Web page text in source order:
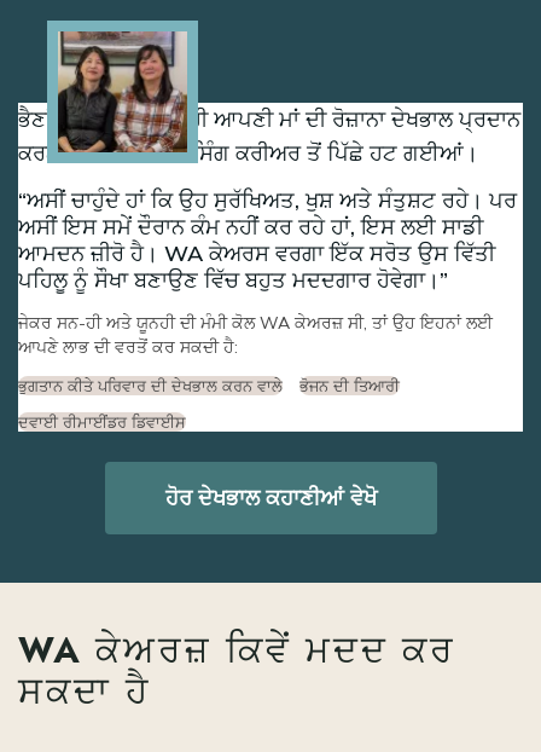
ਭੈਣਾਂ ਸਨ-ਹੀ ਅਤੇ ਯੂਨਹੀ ਆਪਣੀ ਮਾਂ ਦੀ ਰੋਜ਼ਾਨਾ ਦੇਖਭਾਲ ਪ੍ਰਦਾਨ
ਕਰਨ ਲਈ ਆਪਣੇ ਨਰਸਿੰਗ ਕਰੀਅਰ ਤੋਂ ਪਿੱਛੇ ਹਟ ਗਈਆਂ।
ਅਸੀਂ ਚਾਹੁੰਦੇ ਹਾਂ ਕਿ ਉਹ ਸੁਰੱਖਿਅਤ, ਖੁਸ਼ ਅਤੇ ਸੰਤੁਸ਼ਟ ਰਹੇ। ਪਰ
ਅਸੀਂ ਇਸ ਸਮੇਂ ਦੌਰਾਨ ਕੰਮ ਨਹੀਂ ਕਰ ਰਹੇ ਹਾਂ, ਇਸ ਲਈ ਸਾਡੀ
ਆਮਦਨ ਜ਼ੀਰੋ ਹੈ। WA ਕੇਅਰਸ ਵਰਗਾ ਇੱਕ ਸਰੋਤ ਉਸ ਵਿੱਤੀ
ਪਹਿਲੂ ਨੂੰ ਸੌਖਾ ਬਣਾਉਣ ਵਿੱਚ ਬਹੁਤ ਮਦਦਗਾਰ ਹੋਵੇਗਾ।
ਜੇਕਰ ਸਨ-ਹੀ ਅਤੇ ਯੂਨਹੀ ਦੀ ਮੰਮੀ ਕੋਲ WA ਕੇਅਰਜ਼ ਸੀ, ਤਾਂ ਉਹ ਇਹਨਾਂ ਲਈ
ਆਪਣੇ ਲਾਭ ਦੀ ਵਰਤੋਂ ਕਰ ਸਕਦੀ ਹੈ:
ਭੁਗਤਾਨ ਕੀਤੇ ਪਰਿਵਾਰ ਦੀ ਦੇਖਭਾਲ ਕਰਨ ਵਾਲੇ
ਭੋਜਨ ਦੀ ਤਿਆਰੀ
ਦਵਾਈ ਰੀਮਾਈਂਡਰ ਡਿਵਾਈਸ
Image
ਹੋਰ ਦੇਖਭਾਲ ਕਹਾਣੀਆਂ ਵੇਖੋ
WA ਕੇਅਰਜ਼ ਕਿਵੇਂ ਮਦਦ ਕਰ
ਸਕਦਾ ਹੈ